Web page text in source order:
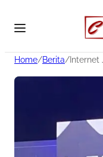
Home/Berita/